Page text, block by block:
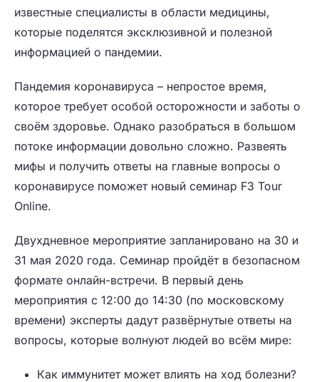
известные специалисты в области медицины,
которые поделятся эксклюзивной и полезной
информацией о пандемии.
Пандемия коронавируса – непростое время,
которое требует особой осторожности и заботы о
своём здоровье. Однако разобраться в большом
потоке информации довольно сложно. Развеять
мифы и получить ответы на главные вопросы о
коронавирусе поможет новый семинар F3 Tour
Online.
Двухдневное мероприятие запланировано на 30 и
31 мая 2020 года. Семинар пройдёт в безопасном
формате онлайн-встречи. В первый день
мероприятия с 12:00 до 14:30 (по московскому
времени) эксперты дадут развёрнутые ответы на
вопросы, которые волнуют людей во всём мире:
Как иммунитет может влиять на ход болезни?